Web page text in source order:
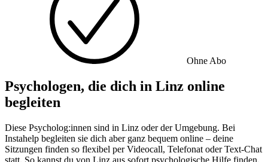
Ohne Abo
Psychologen, die dich in Linz online
begleiten
Diese Psycholog:innen sind in Linz oder der Umgebung. Bei
Instahelp begleiten sie dich aber ganz bequem online – deine
Sitzungen finden so flexibel per Videocall, Telefonat oder Text-Chat
statt. So kannst du von Linz aus sofort psychologische Hilfe finden,